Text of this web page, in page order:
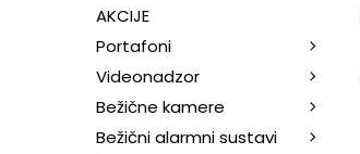
AKCIJE
Portafoni
Videonadzor
Bežične kamere
Bežični alarmni sustavi